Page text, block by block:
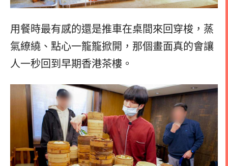
用餐時最有感的還是推車在桌間來回穿梭，蒸
氣繚繞、點心一籠籠掀開，那個畫面真的會讓
人一秒回到早期香港茶樓。